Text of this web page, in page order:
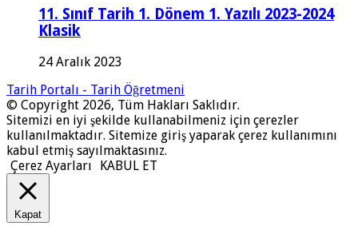
11. Sınıf Tarih 1. Dönem 1. Yazılı 2023-2024
Klasik
24 Aralık 2023
Tarih Portalı - Tarih Öğretmeni
© Copyright 2026, Tüm Hakları Saklıdır.
Sitemizi en iyi şekilde kullanabilmeniz için çerezler
kullanılmaktadır. Sitemize giriş yaparak çerez kullanımını
kabul etmiş sayılmaktasınız.
Çerez Ayarları
KABUL ET
Kapat